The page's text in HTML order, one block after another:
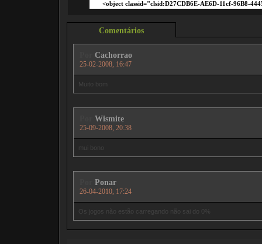
Comentários
Cachorrao
25-02-2008, 16:47
Muito bom
Wismite
25-09-2008, 20:38
mui bono
Ponar
26-04-2010, 17:24
Os jogos não estão carregando não sai do 0%